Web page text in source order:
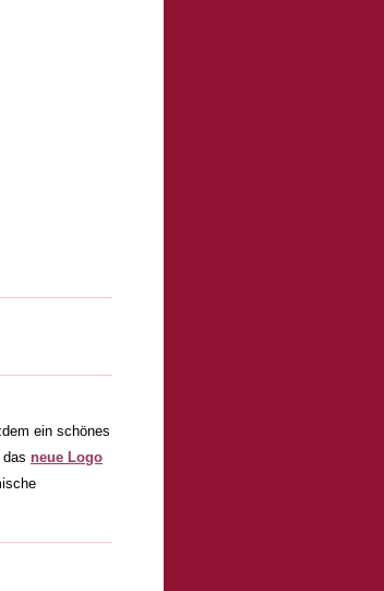
ein schönes
neue Logo